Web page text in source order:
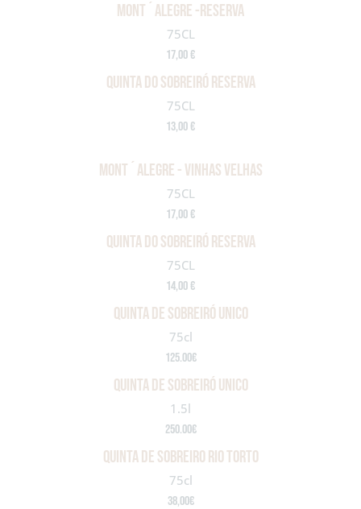
MONT´ALEGRE -RESERVA
75CL
17,00 €
QUINTA DO SOBREIRÓ RESERVA
75CL
13,00 €
MONT´ALEGRE - VINHAS VELHAS
75CL
17,00 €
QUINTA DO SOBREIRÓ RESERVA
75CL
14,00 €
quinta de sobreiró unico
75cl
125.00€
quinta de sobreiró unico
1.5l
250.00€
quinta de sobreiro rio torto
75cl
38,00€